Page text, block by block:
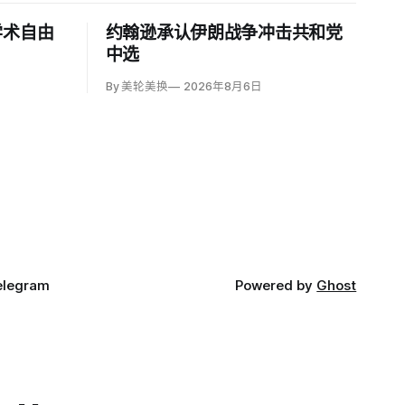
自由
约翰逊承认伊朗战争冲击共和党
中选
By 美轮美换 2026年8月6日
Powered by Ghost